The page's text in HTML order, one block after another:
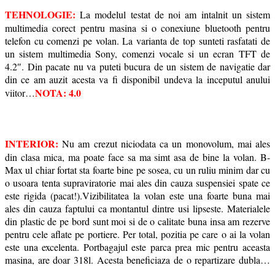
TEHNOLOGIE: La modelul testat de noi am intalnit un sistem
multimedia corect pentru masina si o conexiune bluetooth pentru
telefon cu comenzi pe volan. La varianta de top sunteti rasfatati de
un sistem multimedia Sony, comenzi vocale si un ecran TFT de
4.2″. Din pacate nu va puteti bucura de un sistem de navigatie dar
din ce am auzit acesta va fi disponibil undeva la inceputul anului
viitor…NOTA: 4.0
INTERIOR:Nu am crezut niciodata ca un monovolum, mai ales
din clasa mica, ma poate face sa ma simt asa de bine la volan. B-
Max ul chiar fortat sta foarte bine pe sosea, cu un ruliu minim dar cu
o usoara tenta supraviratorie mai ales din cauza suspensiei spate ce
este rigida (pacat!).Vizibilitatea la volan este una foarte buna mai
ales din cauza faptului ca montantul dintre usi lipseste. Materialele
din plastic de pe bord sunt moi si de o calitate buna insa am rezerve
pentru cele aflate pe portiere. Per total, pozitia pe care o ai la volan
este una excelenta. Portbagajul este parca prea mic pentru aceasta
masina, are doar 318l. Acesta beneficiaza de o repartizare dubla…